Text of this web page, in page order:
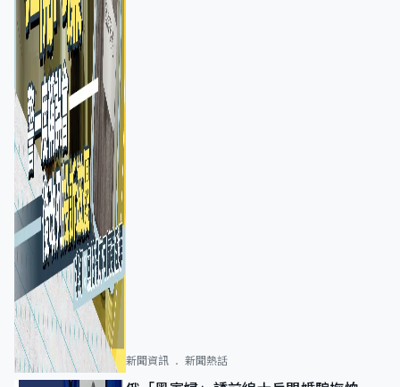
新聞資訊 新聞熱話